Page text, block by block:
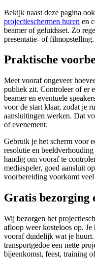
Bekijk naast deze pagina
projectieschermen huren en
beamer of geluidsset. Zo
presentatie- of filmopstelling.
Praktische
Meet vooraf ongeveer
publiek zit. Controleer of er
beamer en eventuele
voor de start klaar, zodat je
aansluitingen werken. Dat
of evenement.
Gebruik je het scherm voor
resolutie en
handig om vooraf te
mediaspeler, goed aansluit
voorbereiding voorkomt
Gratis bezorging
Wij bezorgen het
afloop weer kosteloos op.
vooraf duidelijk wat je
transportgedoe een nette
bijeenkomst, feest, training